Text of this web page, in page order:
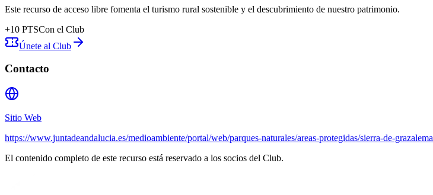
Este recurso de acceso libre fomenta el turismo rural sostenible y el descubrimiento de nuestro patrimonio.
+10 PTSCon el Club
Únete al Club
Contacto
Sitio Web
https://www.juntadeandalucia.es/medioambiente/portal/web/parques-naturales/areas-protegidas/sierra-de-grazalema
El contenido completo de este recurso está reservado a los socios del Club.